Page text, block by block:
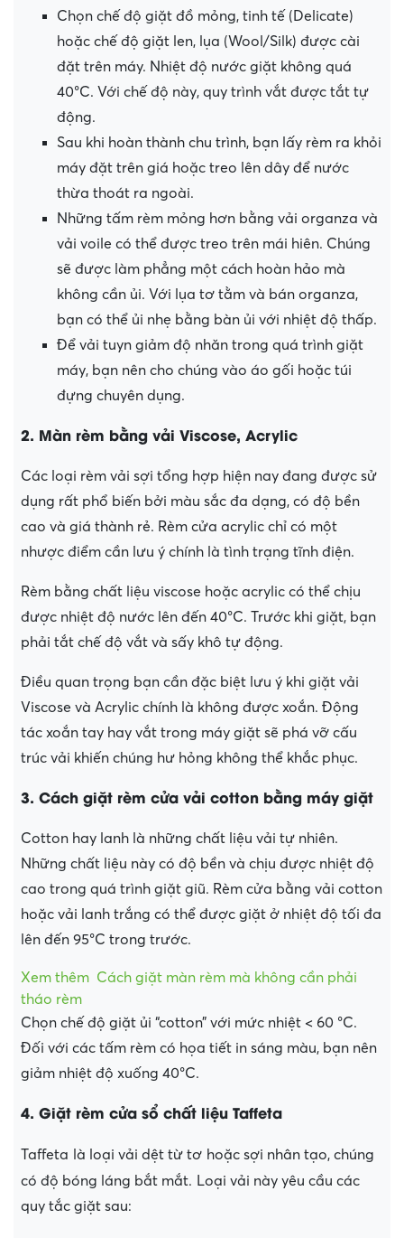
Chọn chế độ giặt đồ mỏng, tinh tế (Delicate)
hoặc chế độ giặt len, lụa (Wool/Silk) được cài
đặt trên máy. Nhiệt độ nước giặt không quá
40°C. Với chế độ này, quy trình vắt được tắt tự
động.
Sau khi hoàn thành chu trình, bạn lấy rèm ra khỏi
máy đặt trên giá hoặc treo lên dây để nước
thừa thoát ra ngoài.
Những tấm rèm mỏng hơn bằng vải organza và
vải voile có thể được treo trên mái hiên. Chúng
sẽ được làm phẳng một cách hoàn hảo mà
không cần ủi. Với lụa tơ tằm và bán organza,
bạn có thể ủi nhẹ bằng bàn ủi với nhiệt độ thấp.
Để vải tuyn giảm độ nhăn trong quá trình giặt
máy, bạn nên cho chúng vào áo gối hoặc túi
đựng chuyên dụng.
2. Màn rèm bằng vải Viscose, Acrylic
Các loại rèm vải sợi tổng hợp hiện nay đang được sử
dụng rất phổ biến bởi màu sắc đa dạng, có độ bền
cao và giá thành rẻ. Rèm cửa acrylic chỉ có một
nhược điểm cần lưu ý chính là tình trạng tĩnh điện.
Rèm bằng chất liệu viscose hoặc acrylic có thể chịu
được nhiệt độ nước lên đến 40°C. Trước khi giặt, bạn
phải tắt chế độ vắt và sấy khô tự động.
Điều quan trọng bạn cần đặc biệt lưu ý khi giặt vải
Viscose và Acrylic chính là không được xoắn. Động
tác xoắn tay hay vắt trong máy giặt sẽ phá vỡ cấu
trúc vải khiến chúng hư hỏng không thể khắc phục.
3. Cách giặt rèm cửa vải cotton bằng máy giặt
Cotton hay lanh là những chất liệu vải tự nhiên.
Những chất liệu này có độ bền và chịu được nhiệt độ
cao trong quá trình giặt giũ. Rèm cửa bằng vải cotton
hoặc vải lanh trắng có thể được giặt ở nhiệt độ tối đa
lên đến 95°C trong trước.
Xem thêm Cách giặt màn rèm mà không cần phải
tháo rèm
Chọn chế độ giặt ủi “cotton” với mức nhiệt < 60 °C.
Đối với các tấm rèm có họa tiết in sáng màu, bạn nên
giảm nhiệt độ xuống 40°C.
4. Giặt rèm cửa sổ chất liệu Taffeta
Taffeta là loại vải dệt từ tơ hoặc sợi nhân tạo, chúng
có độ bóng láng bắt mắt. Loại vải này yêu cầu các
quy tắc giặt sau: